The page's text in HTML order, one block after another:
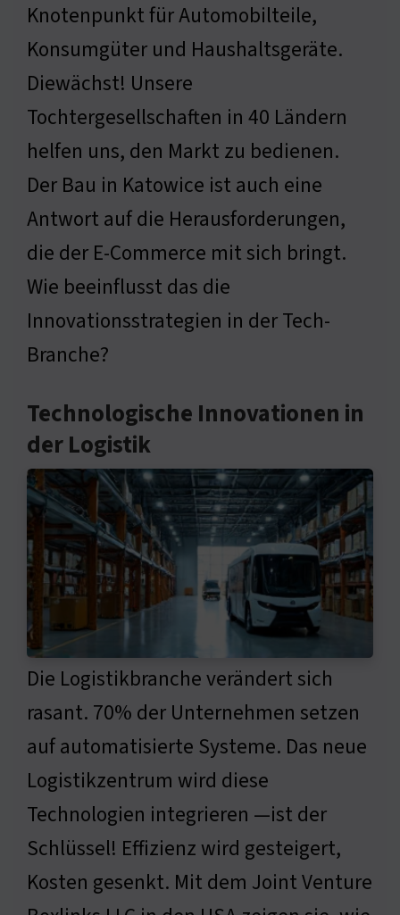
Knotenpunkt für Automobilteile,
Konsumgüter und Haushaltsgeräte.
Diewächst! Unsere
Tochtergesellschaften in 40 Ländern
helfen uns, den Markt zu bedienen.
Der Bau in Katowice ist auch eine
Antwort auf die Herausforderungen,
die der E-Commerce mit sich bringt.
Wie beeinflusst das die
Innovationsstrategien in der Tech-
Branche?
Technologische Innovationen in
der Logistik
Die Logistikbranche verändert sich
rasant. 70% der Unternehmen setzen
auf automatisierte Systeme. Das neue
Logistikzentrum wird diese
Technologien integrieren —ist der
Schlüssel! Effizienz wird gesteigert,
Kosten gesenkt. Mit dem Joint Venture